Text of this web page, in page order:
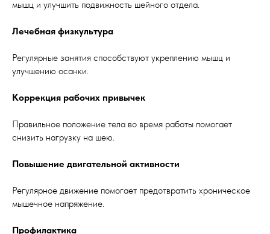
мышц и улучшить подвижность шейного отдела.
Лечебная физкультура
Регулярные занятия способствуют укреплению мышц и
улучшению осанки.
Коррекция рабочих привычек
Правильное положение тела во время работы помогает
снизить нагрузку на шею.
Повышение двигательной активности
Регулярное движение помогает предотвратить хроническое
мышечное напряжение.
Профилактика